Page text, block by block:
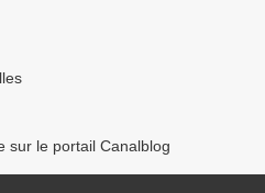
sur le portail Canalblog